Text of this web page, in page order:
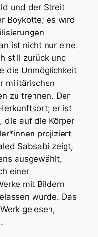
und der Streit
Boykotte; es wird
ist nicht nur eine
still zurück und
die Unmöglichkeit
militärischen
zu trennen. Der
er ist
die auf die Körper
projiziert
Sabsabi zeigt,
ausgewählt,
einer
mit Bildern
wurde. Das
gelesen,